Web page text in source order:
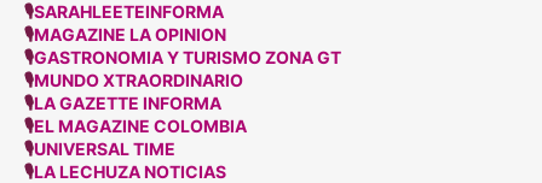
🎙SARAHLEETEINFORMA
🎙MAGAZINE LA OPINION
🎙GASTRONOMIA Y TURISMO ZONA GT
🎙MUNDO XTRAORDINARIO
🎙LA GAZETTE INFORMA
🎙EL MAGAZINE COLOMBIA
🎙UNIVERSAL TIME
🎙LA LECHUZA NOTICIAS